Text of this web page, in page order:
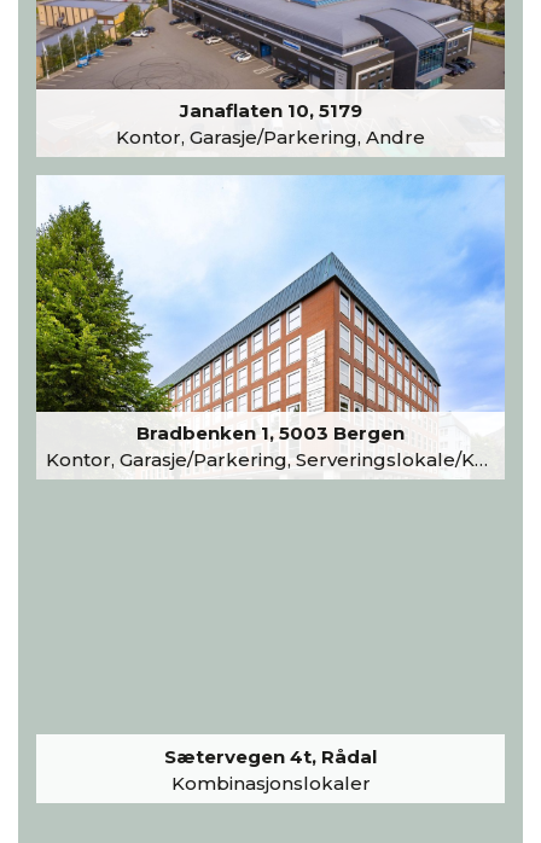
Janaflaten 10, 5179
Kontor, Garasje/Parkering, Andre
Bradbenken 1, 5003 Bergen
Kontor, Garasje/Parkering, Serveringslokale/Kantine, Undervisning/Arrangement
Sætervegen 4t, Rådal
Kombinasjonslokaler